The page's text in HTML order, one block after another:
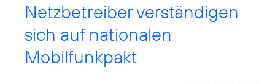
Netzbetreiber verständigen
sich auf nationalen
Mobilfunkpakt